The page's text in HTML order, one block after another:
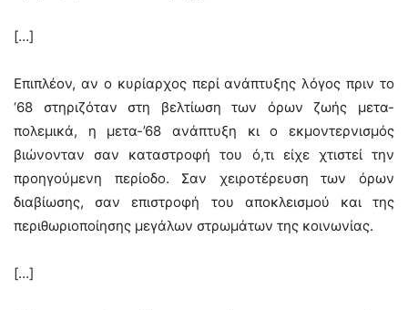
[…]
Επιπλέον, αν ο κυρίαρχος περί ανάπτυξης λόγος πριν το
‘68 στηριζόταν στη βελτίωση των όρων ζωής μετα-
πολεμικά, η μετα-’68 ανάπτυξη κι ο εκμοντερνισμός
βιώνονταν σαν καταστροφή του ό,τι είχε χτιστεί την
προηγούμενη περίοδο. Σαν χειροτέρευση των όρων
διαβίωσης, σαν επιστροφή του αποκλεισμού και της
περιθωριοποίησης μεγάλων στρωμάτων της κοινωνίας.
[…]